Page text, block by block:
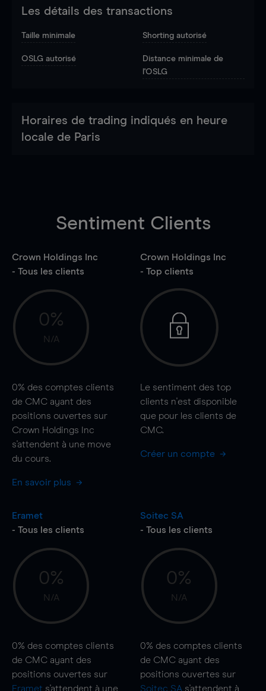
Les détails des transactions
Taille minimale Shorting autorisé
OSLG autorisé
Distance minimale de
l'OSLG
Horaires de trading indiqués en heure
locale de Paris
Sentiment Clients
Crown Holdings Inc
- Tous les clients
0%
N/A
0% des comptes clients
de CMC ayant des
positions ouvertes sur
Crown Holdings Inc
s'attendent à une move
du cours.
En savoir plus
Crown Holdings Inc
- Top clients
Le sentiment des top
clients n'est disponible
que pour les clients de
CMC.
Créer un compte
Eramet
- Tous les clients
0%
N/A
0% des comptes clients
de CMC ayant des
positions ouvertes sur
Eramet s'attendent à une
Soitec SA
- Tous les clients
0%
N/A
0% des comptes clients
de CMC ayant des
positions ouvertes sur
Soitec SA s'attendent à